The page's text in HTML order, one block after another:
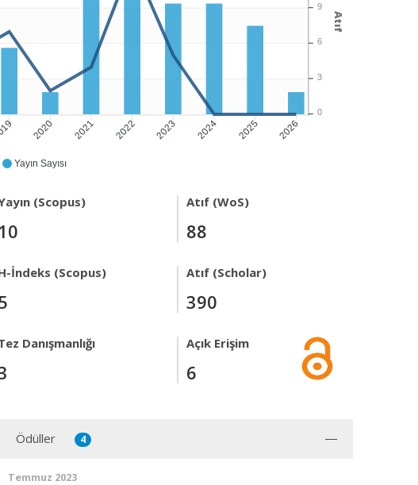
Yayın Sayısı
2020 2021 2022 2023 2024 2025 2026
9
6
3
0
Atıf
(Scopus)
10
Atıf (WoS)
88
İndeks (Scopus) Atıf (Scholar)
390
Danışmanlığı Açık Erişim
6
Ödüller 4
Temmuz 2023